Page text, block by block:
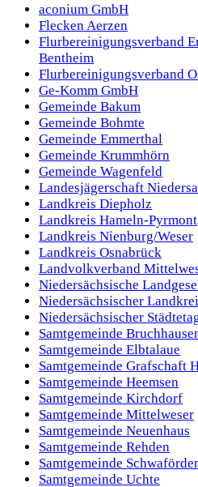
aconium GmbH
Flecken Aerzen
Flurbereinigungsverband
Bentheim
Flurbereinigungsverband
Ge-Komm GmbH
Gemeinde Bakum
Gemeinde Bohmte
Gemeinde Emmerthal
Gemeinde Krummhörn
Gemeinde Wagenfeld
Landesjägerschaft
Landkreis Diepholz
Landkreis Hameln-Pyrmont
Landkreis Nienburg/Weser
Landkreis Osnabrück
Landvolkverband
Niedersächsische
Niedersächsischer
Niedersächsischer
Samtgemeinde
Samtgemeinde Elbtalaue
Samtgemeinde Grafschaft
Samtgemeinde Heemsen
Samtgemeinde Kirchdorf
Samtgemeinde Mittelweser
Samtgemeinde Neuenhaus
Samtgemeinde Rehden
Samtgemeinde
Samtgemeinde Uchte